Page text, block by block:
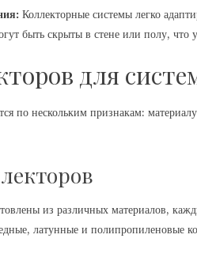
Коллекторные системы легко
быть скрыты в стене или полу,
для
по нескольким признакам:
из различных материалов,
латунные и полипропиленовые